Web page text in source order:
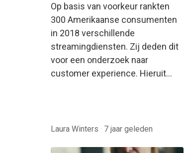
Op basis van voorkeur rankten
300 Amerikaanse consumenten
in 2018 verschillende
streamingdiensten. Zij deden dit
voor een onderzoek naar
customer experience. Hieruit…
Laura Winters · 7 jaar geleden